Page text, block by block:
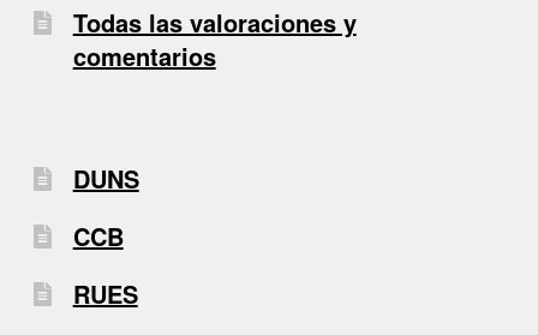
Todas las valoraciones y
comentarios
DUNS
CCB
RUES